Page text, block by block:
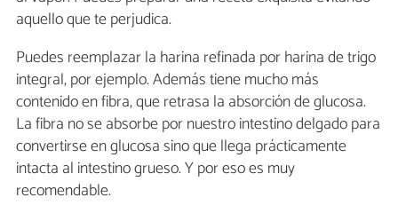
aquello que te perjudica.
Puedes reemplazar la harina refinada por harina de trigo
integral, por ejemplo. Además tiene mucho más
contenido en fibra, que retrasa la absorción de glucosa.
La fibra no se absorbe por nuestro intestino delgado para
convertirse en glucosa sino que llega prácticamente
intacta al intestino grueso. Y por eso es muy
recomendable.